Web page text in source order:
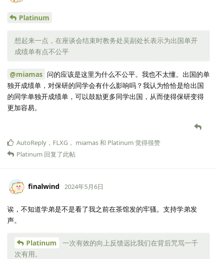
Platinum
想起来一点，在座谈会结束时教务处吴副处长表示为出国单开
成绩单有点不公平
@miamas 问的应该是这里为什么不公平。我也不太懂。出国的单
独开成绩单，对保研的同学会有什么影响吗？我认为恰恰是给出国
的同学单独开成绩单，可以鼓励更多同学出国，从而使得保研变得
更加容易。
AutoReply ， FLXG ， miamas和 Platinum 觉得很赞
Platinum 回复了此帖
finalwind 2024年5月6日
诶，不知道学弟是不是看了我之前在茶馆发的牢骚。支持学弟发
声。
Platinum
一次有效的向上反馈远比我们在背后咒骂一千
次有用。